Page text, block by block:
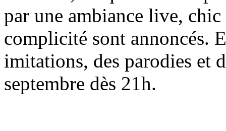
par une ambiance live,
complicité sont annoncés.
imitations, des parodies et
septembre dès 21h.